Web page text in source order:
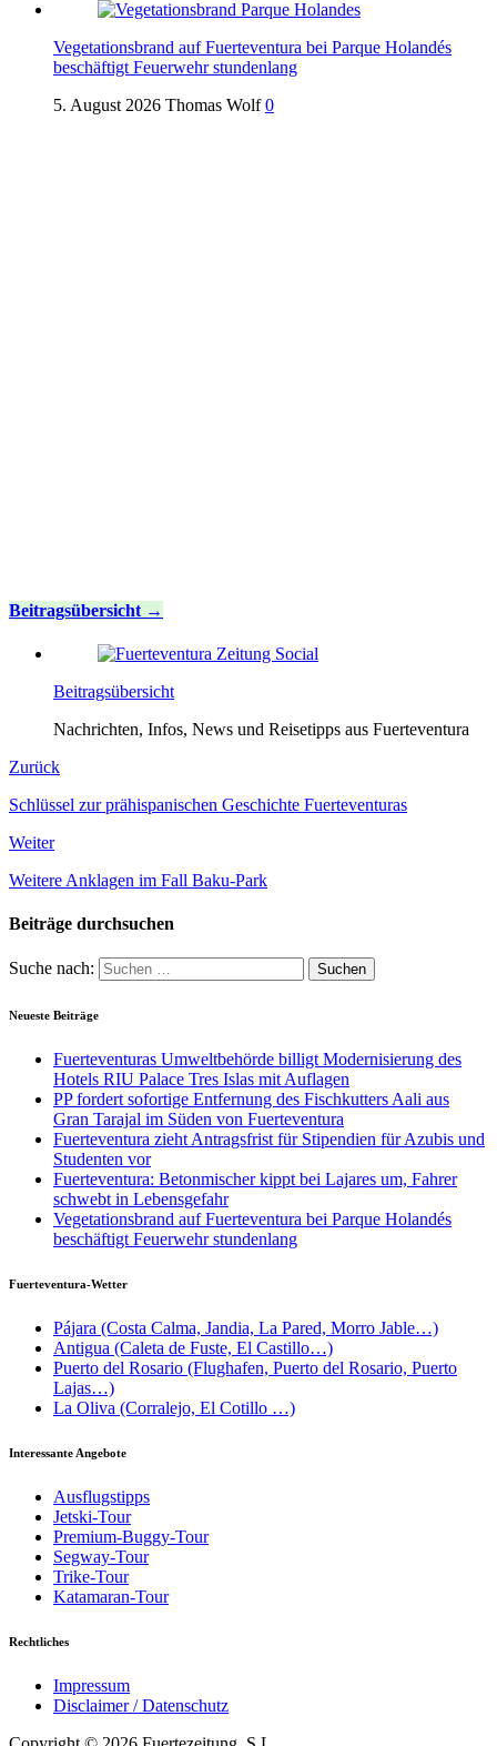
Vegetationsbrand auf Fuerteventura bei Parque Holandés
beschäftigt Feuerwehr stundenlang
5. August 2026 Thomas Wolf 0
Beitragsübersicht
Beitragsübersicht
Nachrichten, Infos, News und Reisetipps aus Fuerteventura
Zurück
Schlüssel zur prähispanischen Geschichte Fuerteventuras
Weiter
Weitere Anklagen im Fall Baku-Park
Beiträge durchsuchen
Suche nach:
Neueste Beiträge
Fuerteventuras Umweltbehörde billigt Modernisierung des
Hotels RIU Palace Tres Islas mit Auflagen
PP fordert sofortige Entfernung des Fischkutters Aali aus
Gran Tarajal im Süden von Fuerteventura
Fuerteventura zieht Antragsfrist für Stipendien für Azubis und
Studenten vor
Fuerteventura: Betonmischer kippt bei Lajares um, Fahrer
schwebt in Lebensgefahr
Vegetationsbrand auf Fuerteventura bei Parque Holandés
beschäftigt Feuerwehr stundenlang
Fuerteventura-Wetter
Pájara (Costa Calma, Jandia, La Pared, Morro Jable…)
Antigua (Caleta de Fuste, El Castillo…)
Puerto del Rosario (Flughafen, Puerto del Rosario, Puerto
Lajas…)
La Oliva (Corralejo, El Cotillo …)
Interessante Angebote
Ausflugstipps
Jetski-Tour
Premium-Buggy-Tour
Segway-Tour
Trike-Tour
Katamaran-Tour
Rechtliches
Impressum
Disclaimer / Datenschutz